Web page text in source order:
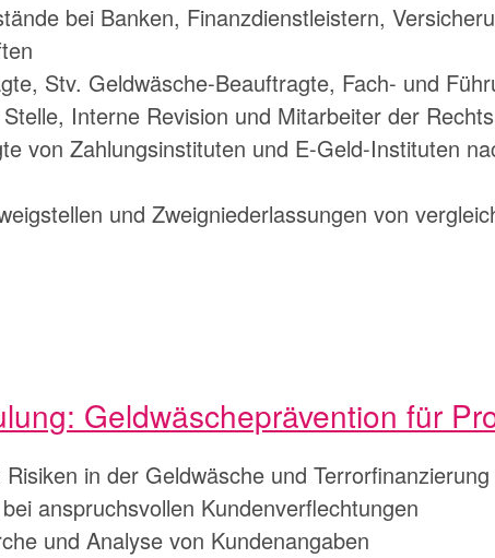
bei Banken, Finanzdienstleistern,
Stv. Geldwäsche-Beauftragte, Fach- und
Interne Revision und Mitarbeiter der
von Zahlungsinstituten und E-Geld-Instituten
und Zweigniederlassungen von
Geldwäscheprävention für
in der Geldwäsche und Terrorfinanzierung
anspruchsvollen Kundenverflechtungen
und Analyse von Kundenangaben